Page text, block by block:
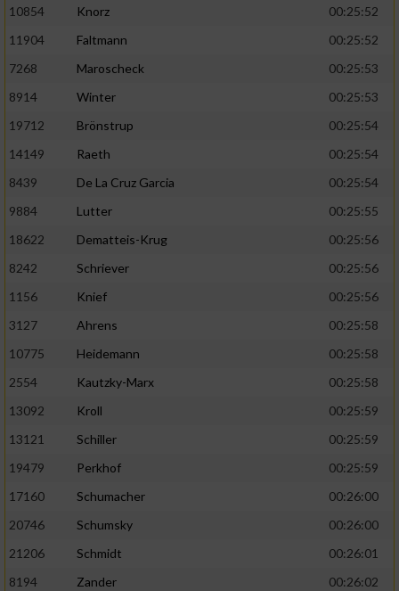
10854
Knorz
00:25:52
11904
Faltmann
00:25:52
7268
Maroscheck
00:25:53
8914
Winter
00:25:53
19712
Brönstrup
00:25:54
14149
Raeth
00:25:54
8439
De La Cruz Garcia
00:25:54
9884
Lutter
00:25:55
18622
Dematteis-Krug
00:25:56
8242
Schriever
00:25:56
1156
Knief
00:25:56
3127
Ahrens
00:25:58
10775
Heidemann
00:25:58
2554
Kautzky-Marx
00:25:58
13092
Kroll
00:25:59
13121
Schiller
00:25:59
19479
Perkhof
00:25:59
17160
Schumacher
00:26:00
20746
Schumsky
00:26:00
21206
Schmidt
00:26:01
8194
Zander
00:26:02
personalisierter Werbung
von Inhalten
personalisierter Inhalte
Analyse von Zielgruppen durch Statistiken
verschiedenen Quellen
Verwendung reduzierter Daten zur Auswahl
IAB-Besonderheiten:
Verwendung genauer Standortdaten
Informationen identifizieren